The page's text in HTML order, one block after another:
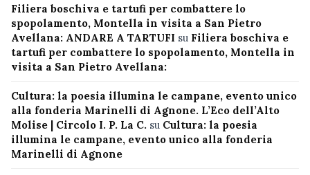
Filiera boschiva e tartufi per combattere lo
spopolamento, Montella in visita a San Pietro
Avellana: ANDARE A TARTUFI su Filiera boschiva e
tartufi per combattere lo spopolamento, Montella in
visita a San Pietro Avellana:
Cultura: la poesia illumina le campane, evento unico
alla fonderia Marinelli di Agnone. L’Eco dell’Alto
Molise | Circolo I. P. La C. su Cultura: la poesia
illumina le campane, evento unico alla fonderia
Marinelli di Agnone